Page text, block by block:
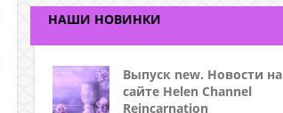
НАШИ НОВИНКИ
Выпуск new. Новости на
сайте Helen Channel
Reincarnation